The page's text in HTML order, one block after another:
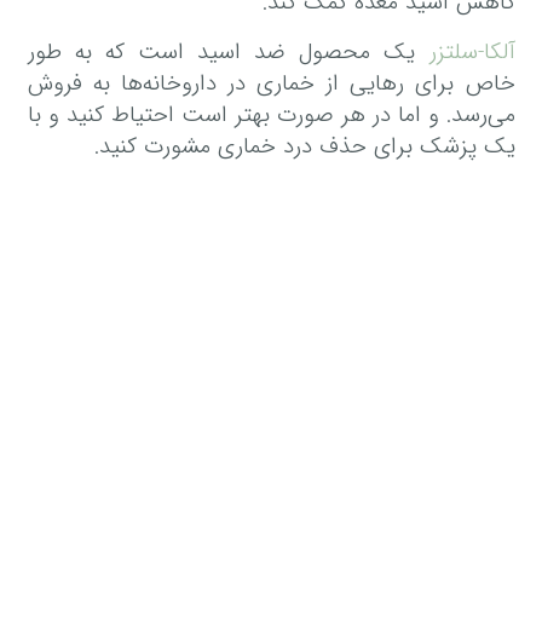
آلکا-سلتزر یک محصول ضد اسید است که به طور
خاص برای ر‌هایی از خماری در داروخانه‌ها به فروش
می‌رسد. و اما در هر صورت بهتر است احتیاط کنید و با
یک پزشک برای حذف درد خماری مشورت کنید.